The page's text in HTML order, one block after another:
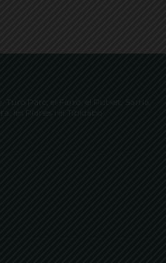
Parc, el Farró, el Putxet, Sarrià,
les Planes i el Tibidabo